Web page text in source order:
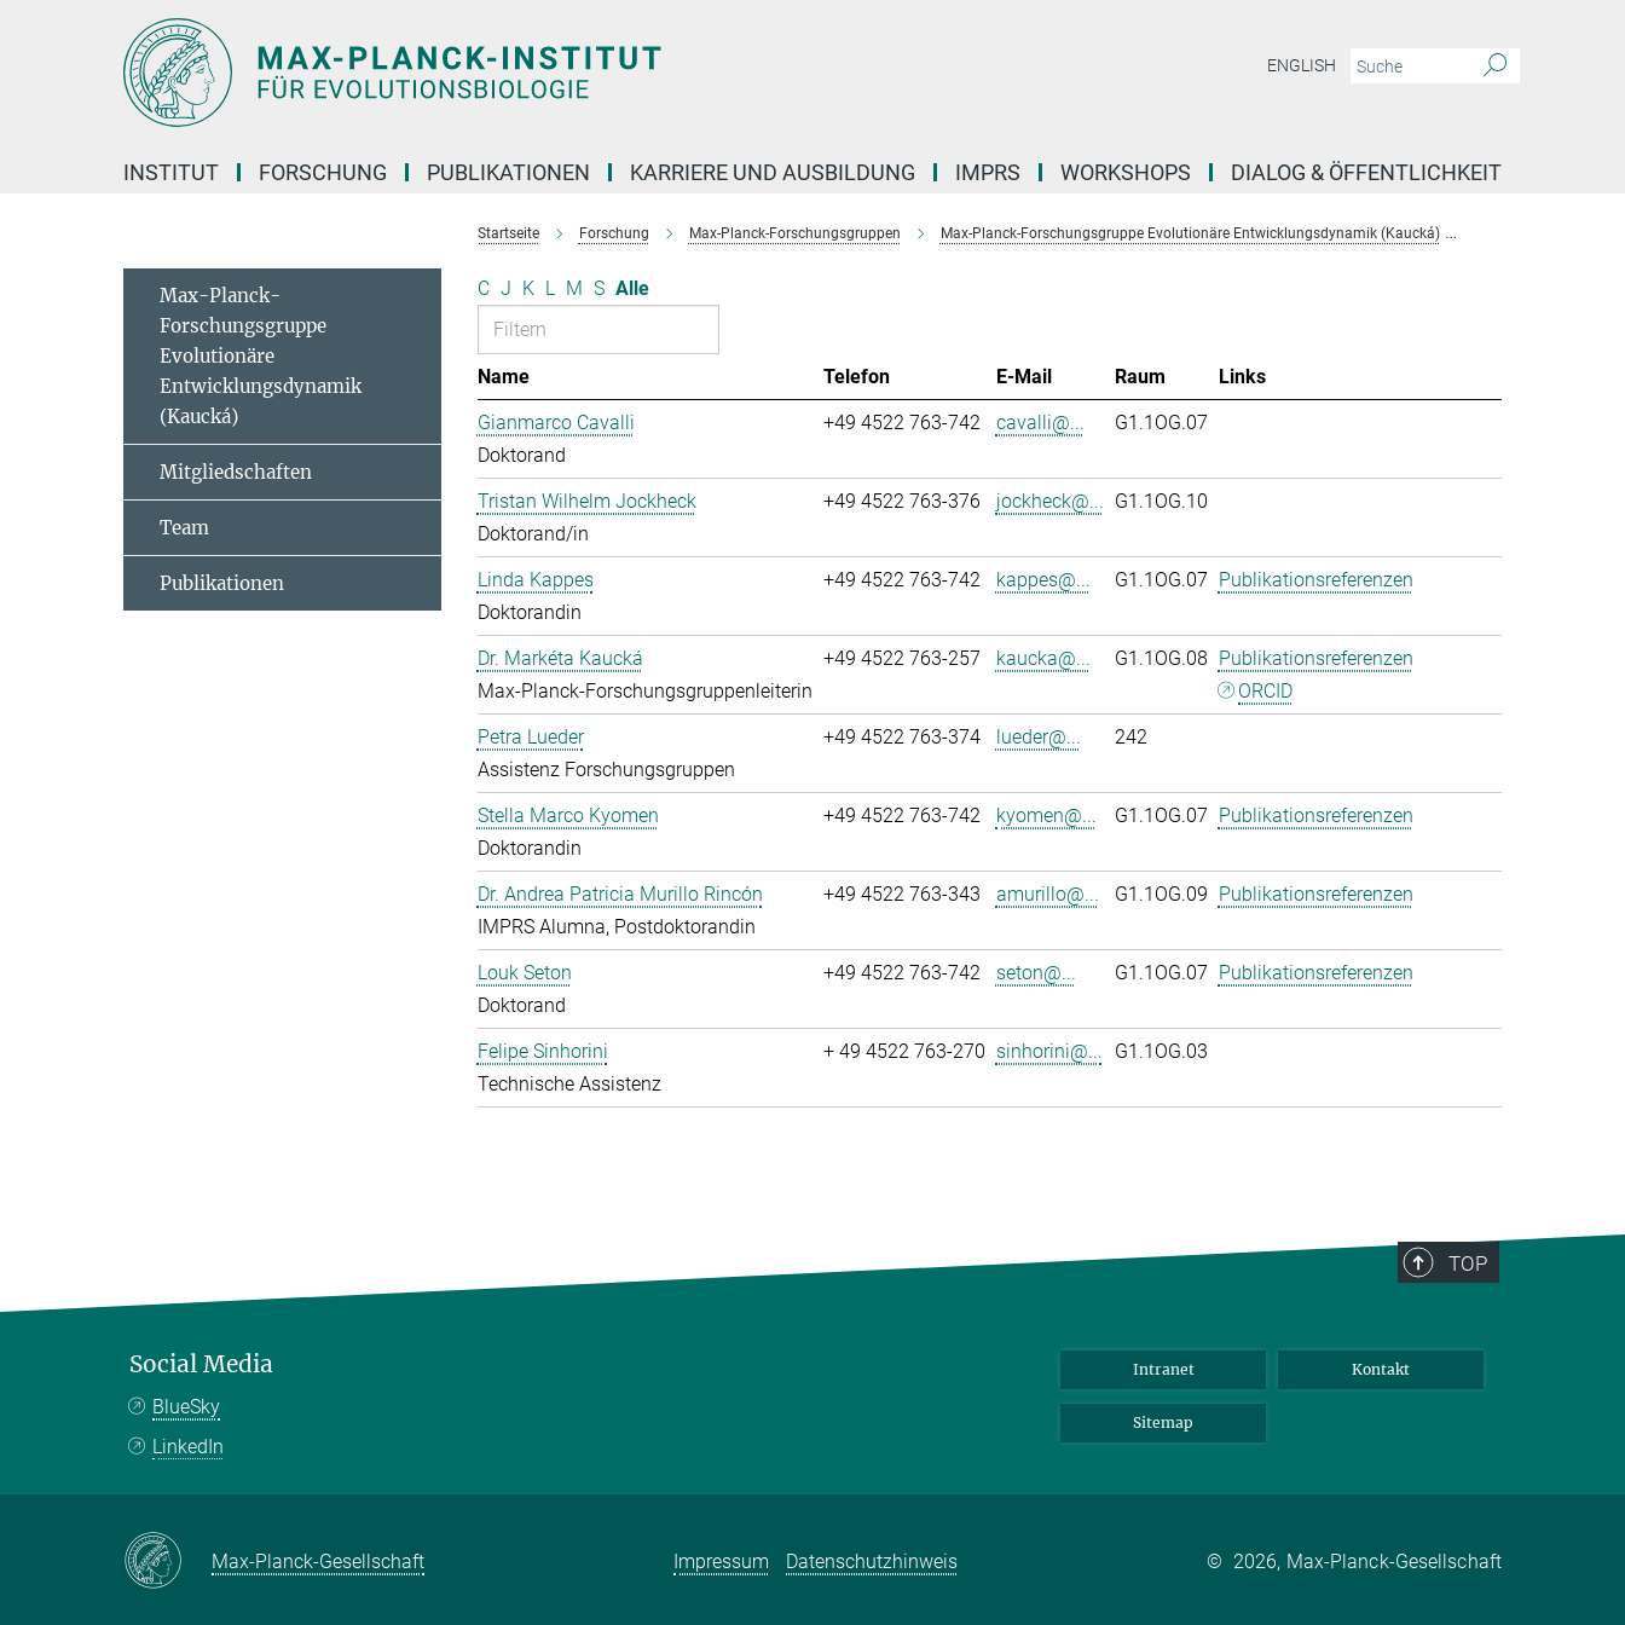
ENGLISH
INSTITUT FORSCHUNG PUBLIKATIONEN KARRIERE UND AUSBILDUNG IMPRS WORKSHOPS DIALOG & ÖFFENTLICHKEIT
Startseite Forschung Max-Planck-Forschungsgruppen Max-Planck-Forschungsgruppe Evolutionäre Entwicklungsdynamik (Kaucká)
C J K L M S Alle
Name Telefon E-Mail Raum
Links
Gianmarco Cavalli
Doktorand
+49 4522 763-742 cavalli@... G1.1OG.07
Tristan Wilhelm Jockheck
Doktorand/in
+49 4522 763-376 jockheck@... G1.1OG.10
Linda Kappes
Doktorandin
+49 4522 763-742 kappes@... G1.1OG.07 Publikationsreferenzen
Dr. Markéta Kaucká
Max-Planck-Forschungsgruppenleiterin
+49 4522 763-257 kaucka@... G1.1OG.08 Publikationsreferenzen
ORCID
Petra Lueder
Assistenz Forschungsgruppen
+49 4522 763-374 lueder@... 242
Stella Marco Kyomen
Doktorandin
+49 4522 763-742 kyomen@... G1.1OG.07 Publikationsreferenzen
Dr. Andrea Patricia Murillo Rincón
IMPRS Alumna, Postdoktorandin
+49 4522 763-343 amurillo@... G1.1OG.09 Publikationsreferenzen
Louk Seton
Doktorand
+49 4522 763-742 seton@... G1.1OG.07 Publikationsreferenzen
Felipe Sinhorini
Technische Assistenz
+ 49 4522 763-270 sinhorini@... G1.1OG.03
Max-Planck-
Forschungsgruppe
Evolutionäre
Entwicklungsdynamik
(Kaucká)
Mitgliedschaften
Team
Publikationen
TOP
Social Media
BlueSky
LinkedIn
Intranet Kontakt
Sitemap
Max-Planck-Gesellschaft Impressum Datenschutzhinweis © 2026, Max-Planck-Gesellschaft